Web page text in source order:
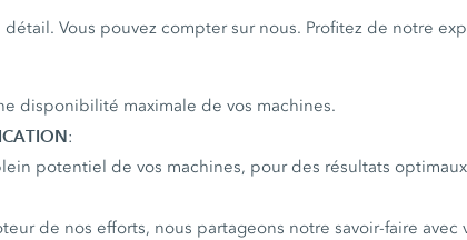
Vous pouvez compter sur nous. Profitez de notre
disponibilité maximale de vos machines.
:
potentiel de vos machines, pour des résultats
de nos efforts, nous partageons notre savoir-faire avec